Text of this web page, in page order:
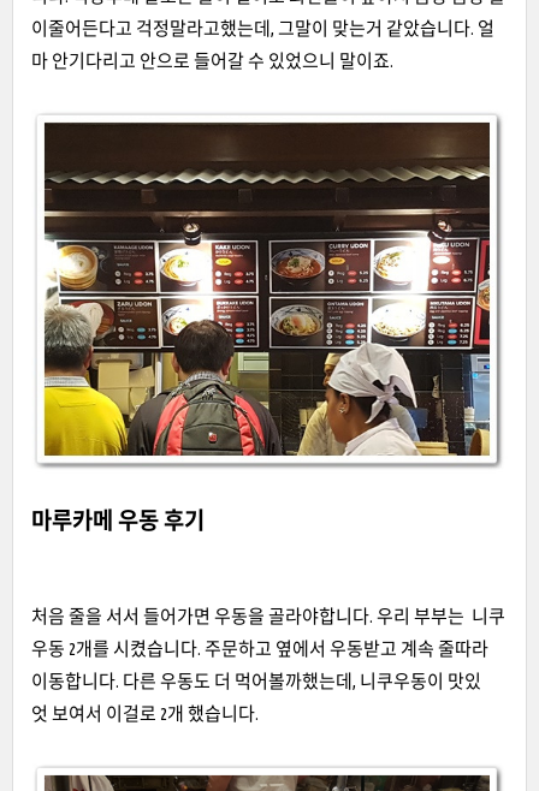
이줄어든다고 걱정말라고했는데, 그말이 맞는거 같았습니다. 얼
마 안기다리고 안으로 들어갈 수 있었으니 말이죠.
마루카메 우동 후기
처음 줄을 서서 들어가면 우동을 골라야합니다. 우리 부부는 니쿠
우동 2개를 시켰습니다. 주문하고 옆에서 우동받고 계속 줄따라
이동합니다. 다른 우동도 더 먹어볼까했는데, 니쿠우동이 맛있
엇 보여서 이걸로 2개 했습니다.